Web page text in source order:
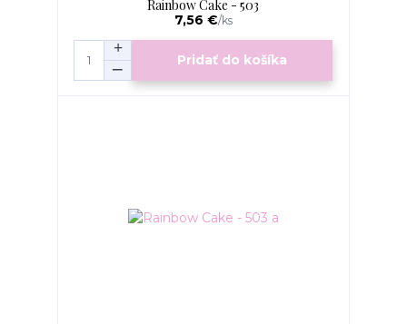
Rainbow Cake - 503
7,56 €/ks
Pridať do košíka